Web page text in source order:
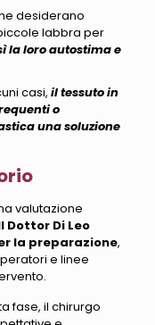
desiderano
labbra per
la loro autostima e
casi, il tessuto in
o
una soluzione
valutazione
Dottor Di Leo
la preparazione,
e linee
fase, il chirurgo